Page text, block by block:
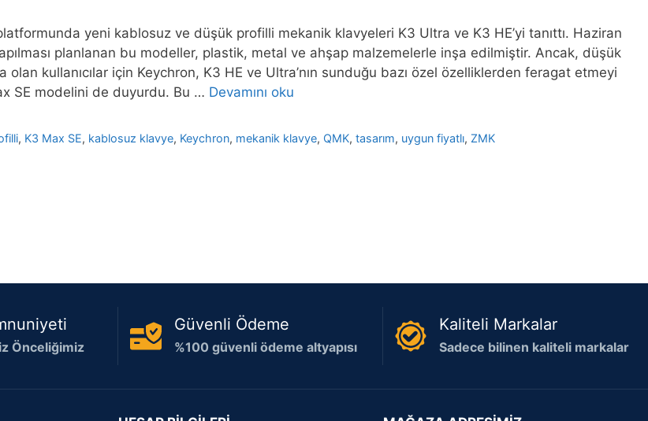
yeni kablosuz ve düşük profilli mekanik klavyeleri K3 Ultra ve K3 HE’yi tanıttı. Haziran
planlanan bu modeller, plastik, metal ve ahşap malzemelerle inşa edilmiştir. Ancak, düşük
olan kullanıcılar için Keychron, K3 HE ve Ultra’nın sunduğu bazı özel özelliklerden feragat etmeyi
SE modelini de duyurdu. Bu … Devamını oku
, K3 Max SE, kablosuz klavye, Keychron, mekanik klavye, QMK,tasarım, uygun fiyatlı, ZMK
Önceliğimiz
Güvenli Ödeme
%100 güvenli ödeme altyapısı
Kaliteli Markalar
Sadece bilinen kaliteli markalar